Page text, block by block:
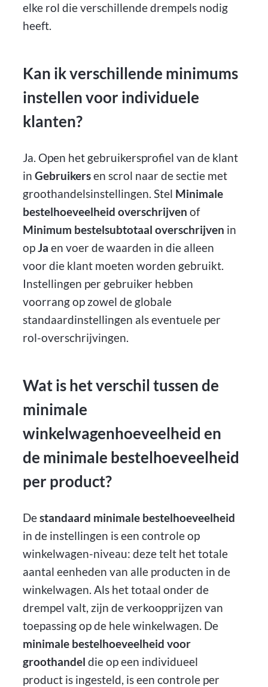
elke rol die verschillende drempels nodig
heeft.
Kan ik verschillende minimums
instellen voor individuele
klanten?
Ja. Open het gebruikersprofiel van de klant
inGebruikersen scrol naar de sectie met
groothandelsinstellingen. Stel Minimale
bestelhoeveelheid overschrijven of
Minimum bestelsubtotaal overschrijven in
opJa en voer de waarden in die alleen
voor die klant moeten worden gebruikt.
Instellingen per gebruiker hebben
voorrang op zowel de globale
standaardinstellingen als eventuele per
rol-overschrijvingen.
Wat is het verschil tussen de
minimale
winkelwagenhoeveelheid en
de minimale bestelhoeveelheid
per product?
Destandaard minimale bestelhoeveelheid
in de instellingen is een controle op
winkelwagen-niveau: deze telt het totale
aantal eenheden van alle producten in de
winkelwagen. Als het totaal onder de
drempel valt, zijn de verkoopprijzen van
toepassing op de hele winkelwagen. De
minimale bestelhoeveelheid voor
groothandel die op een individueel
product is ingesteld, is een controle per